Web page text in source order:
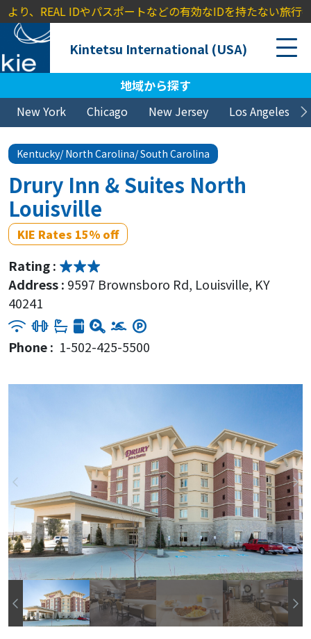
IDやパスポートなどの有効なIDを持たない旅行者に対し
Kintetsu International (USA)
地域から探す
New York Chicago New Jersey Los Angeles
Kentucky/ North Carolina/ South Carolina
Drury Inn & Suites North
Louisville
KIE Rates 15% off
Rating :
Address : 9597 Brownsboro Rd, Louisville, KY
40241
Phone : 1-502-425-5500